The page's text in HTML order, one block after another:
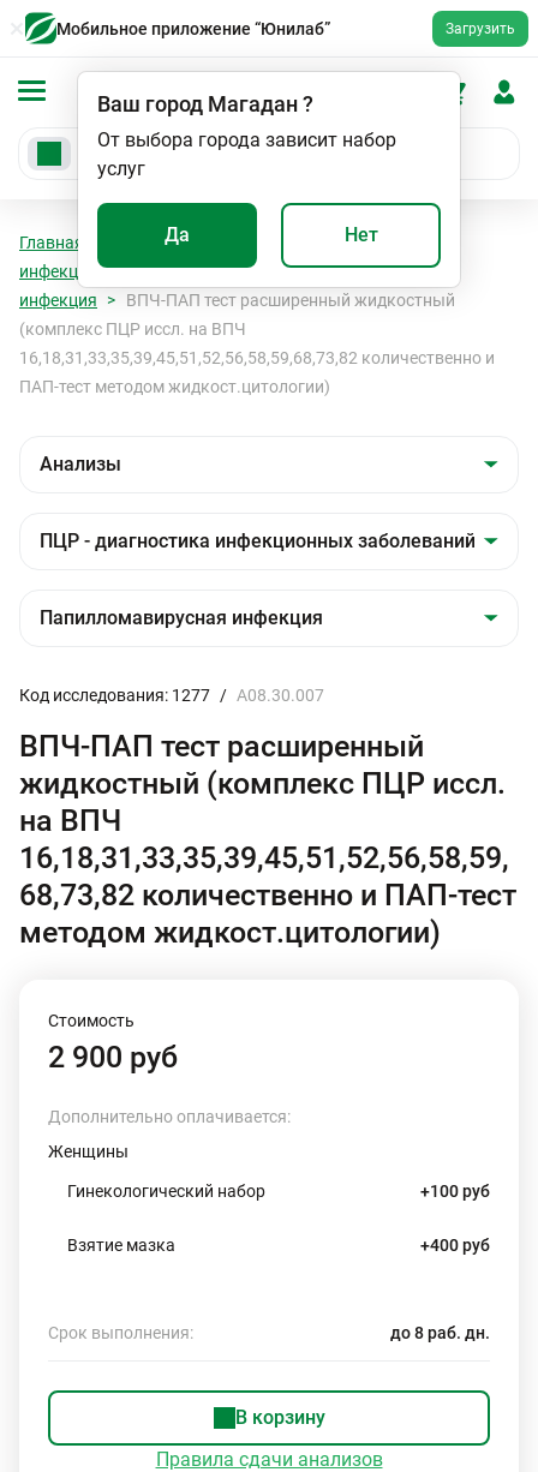
Мобильное приложение “Юнилаб” Загрузить
Ваш город Магадан?
От выбора города зависит набор
услуг
Да Нет
Главная Анализы
ПЦР - диагностика
инфекционных заболеваний
Папилломавирусная
инфекция
ВПЧ-ПАП тест расширенный жидкостный
(комплекс ПЦР иссл. на ВПЧ
16,18,31,33,35,39,45,51,52,56,58,59,68,73,82 количественно и
ПАП-тест методом жидкост.цитологии)
Код исследования: 1277 / A08.30.007
ВПЧ-ПАП тест расширенный
жидкостный (комплекс ПЦР иссл.
на ВПЧ
16,18,31,33,35,39,45,51,52,56,58,59,
68,73,82 количественно и ПАП-тест
методом жидкост.цитологии)
Стоимость
2 900 руб
Дополнительно оплачивается:
Женщины
Гинекологический набор +100 руб
Взятие мазка +400 руб
Срок выполнения: до 8 раб. дн.
В корзину
Правила сдачи анализов